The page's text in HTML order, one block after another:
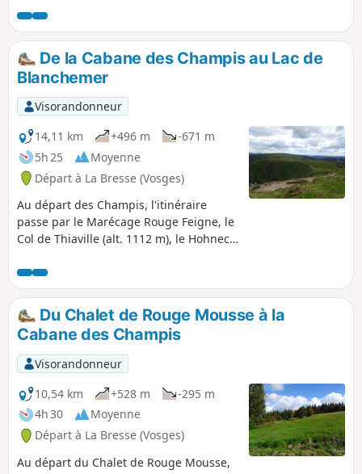
les sentiers qui partent au fond des vallées
alentours. Cette randonnée permet de partir de
la station de ski de la Bresse jusqu'au Hohneck,
en boucle, avant de revenir par la Roche du
Diable, le Lac de Retournemer et la Cascade
Charlemagne. La randonnée n'est pas très
difficile, mais comporte quand même un bon
dénivelé, récompensé par des panoramas
splendides sur la partie haute du parcours, et
plusieurs passages à négocier avec prudence sur
la descente au Lac de Retournemer.
De la Cabane des Champis au Lac de
Blanchemer
Visorandonneur
14,11 km
+496 m
-671 m
5h 25
Moyenne
Départ à La Bresse (Vosges)
Au départ des Champis, l'itinéraire
passe par le Marécage Rouge Feigne, le
Col de Thiaville (alt. 1112 m), le Hohneck
1277 m) pour redescendre vers le Lac de
Blanchemer.
Du Chalet de Rouge Mousse à la
Cabane des Champis
Visorandonneur
10,54 km
+528 m
-295 m
4h 30
Moyenne
Départ à La Bresse (Vosges)
Au départ du Chalet de Rouge Mousse,